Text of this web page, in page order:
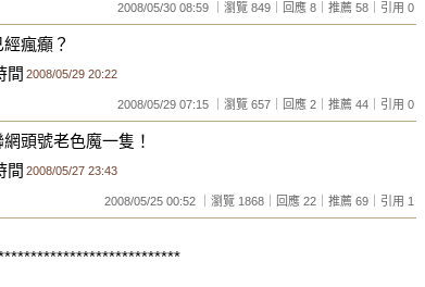
2008/05/30 08:59 ｜瀏覽 849｜回應 8｜推薦 58｜引用 0
瘋癲？
2008/05/29 20:22
2008/05/29 07:15 ｜瀏覽 657｜回應 2｜推薦 44｜引用 0
頭號老色魔一隻！
2008/05/27 23:43
2008/05/25 00:52 ｜瀏覽 1868｜回應 22｜推薦 69｜引用 1